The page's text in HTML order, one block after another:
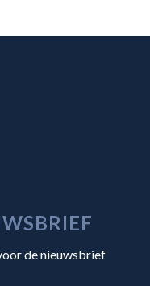
de nieuwsbrief